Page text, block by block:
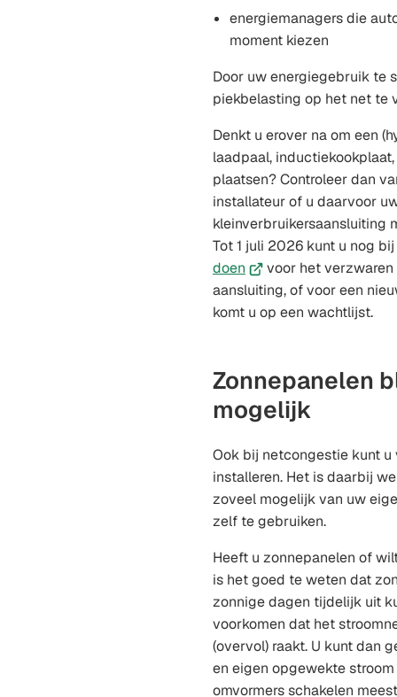
energiemanagers die
moment kiezen
Door uw energiegebruik te
piekbelasting op het net te
Denkt u erover na om een
laadpaal,
plaatsen? Controleer dan
installateur of u daarvoor
kleinverbruikersaansluiting
Tot 1 juli 2026 kunt u nog
doen (Verwijst
naar
een
voor het
aansluiting, of voor een
komt u op een wachtlijst.
Zonnepanelen
mogelijk
Ook bij netcongestie kunt
installeren. Het is daarbij
zoveel mogelijk van uw
zelf te gebruiken.
Heeft u zonnepanelen of
is het goed te weten dat
zonnige dagen tijdelijk uit
voorkomen dat het
(overvol) raakt. U kunt dan
en eigen opgewekte
omvormers schakelen